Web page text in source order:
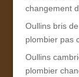
changement
Oullins bris
plombier pas
Oullins
plombier